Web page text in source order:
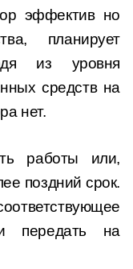
эффектив но
планирует
из уровня
средств на
нет.
работы или,
поздний срок.
передать на